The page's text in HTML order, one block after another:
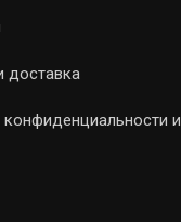
доставка
конфиденциальности и